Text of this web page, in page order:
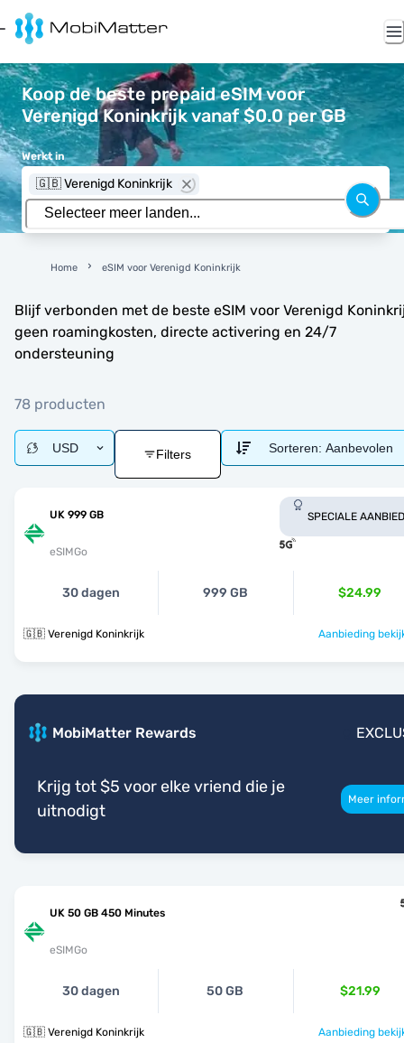
Koop de beste prepaid eSIM voor
Verenigd Koninkrijk vanaf $0.0 per GB
Werkt in
🇬🇧 Verenigd Koninkrijk
Home eSIM voor Verenigd Koninkrijk
Blijf verbonden met de beste eSIM voor Verenigd
geen roamingkosten, directe activering en 24/7
ondersteuning
78 producten
USD Filters Sorteren: Aanbevolen
UK 999 GB
eSIMGo
SPECIALE
30 dagen 999 GB $24.99
🇬🇧 Verenigd Koninkrijk Aanbieding
MobiMatter Rewards
Krijg tot $5 voor elke vriend die je
uitnodigt
Meer
UK 50 GB 450 Minutes
eSIMGo
30 dagen 50 GB $21.99
🇬🇧 Verenigd Koninkrijk Aanbieding